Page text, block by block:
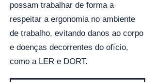
possam trabalhar de forma a
respeitar a ergonomia no ambiente
de trabalho, evitando danos ao corpo
e doenças decorrentes do ofício,
como a LER e DORT.